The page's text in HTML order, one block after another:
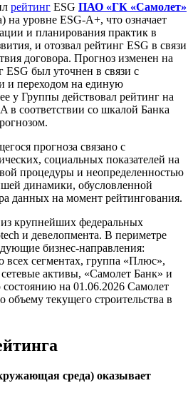
рейтинг ESG ПАО «ГК «Самолет»
на уровне ESG-A+, что означает
и планирования практик в
и отозвал рейтинг ESG в связи
договора. Прогноз изменен на
был уточнен в связи с
и переходом на единую
у Группы действовал рейтинг на
в соответствии со шкалой Банка
прогноза связано с
социальных показателей на
процедуры и неопределенностью
динамики, обусловленной
данных на момент рейтингования.
крупнейших федеральных
и девелопмента. В периметре
бизнес-направления:
всех сегментах, группа «Плюс»,
активы, «Самолет Банк» и
на 01.06.2026 Самолет
объему текущего строительства в
среда) оказывает